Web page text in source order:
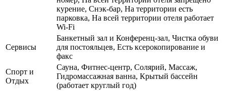
курение, Снэк-бар, На территории есть
парковка, На всей территории отеля работает
Wi-Fi
Сервисы
Банкетный зал и Конференц-зал, Чистка обуви
для постояльцев, Есть ксерокопирование и
факс
Спорт и
Отдых
Сауна, Фитнес-центр, Солярий, Массаж,
Гидромассажная ванна, Крытый бассейн
(работает круглый год)